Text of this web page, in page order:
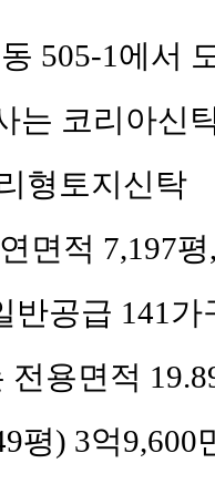
505-1에서
는 코리아신
형토지신탁
연면적 7,197
반공급 141
전용면적
평) 3억